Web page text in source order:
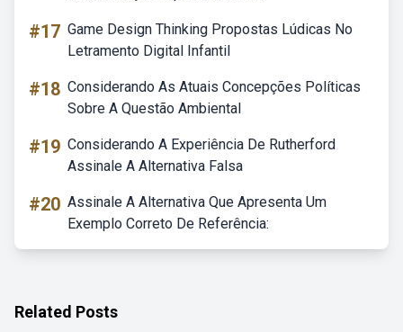
#17 Game Design Thinking Propostas Lúdicas No
Letramento Digital Infantil
#18 Considerando As Atuais Concepções Políticas
Sobre A Questão Ambiental
#19 Considerando A Experiência De Rutherford
Assinale A Alternativa Falsa
#20 Assinale A Alternativa Que Apresenta Um
Exemplo Correto De Referência:
Related Posts